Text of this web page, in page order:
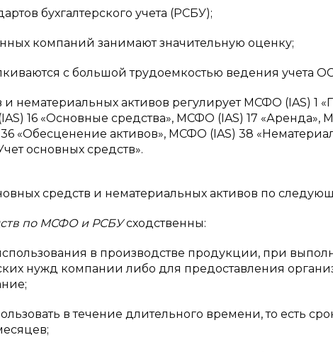
бухгалтерского учета (РСБУ);
компаний занимают значительную оценку;
с большой трудоемкостью ведения учета
нематериальных активов регулирует МСФО (IAS) 1
16 «Основные средства», МСФО (IAS) 17 «Аренда»,
«Обесценение активов», МСФО (IAS) 38
основных средств».
средств и нематериальных активов по
по МСФО и РСБУсходственны:
в производстве продукции, при
нужд компании либо для предоставления
в течение длительного времени, то есть